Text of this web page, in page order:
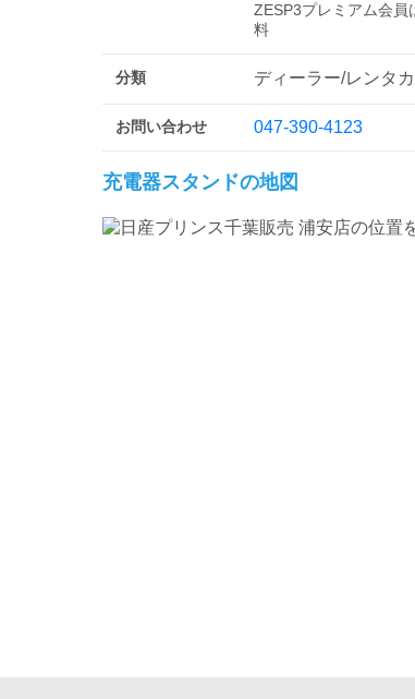
ZESP3プレミアム会
料
分類 ディーラー/レンタ
お問い合わせ 047-390-4123
充電器スタンドの地図